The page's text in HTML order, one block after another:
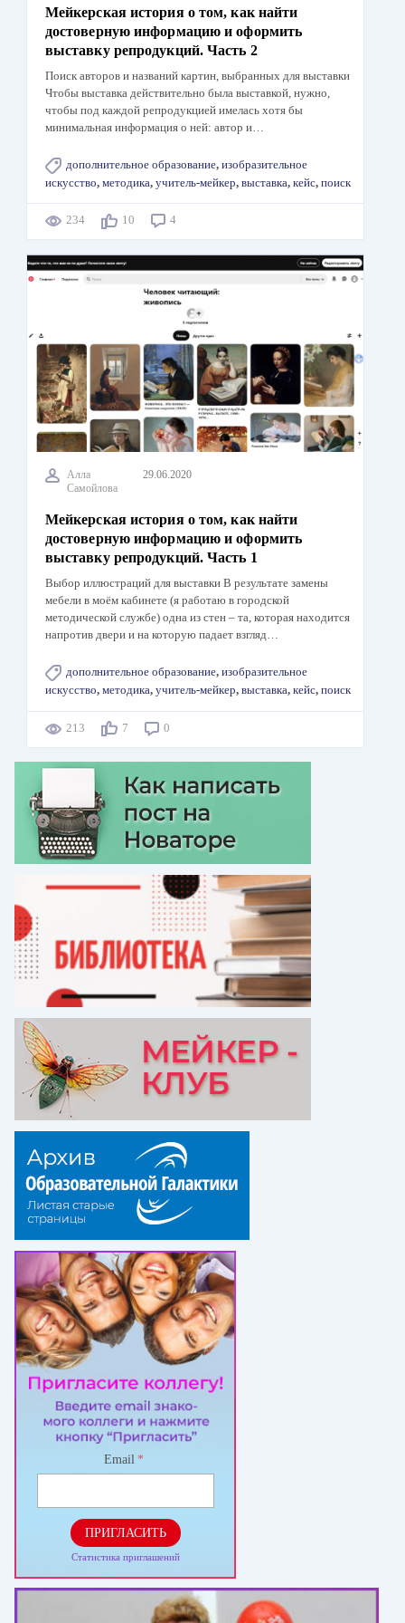
Мейкерская история о том, как найти
достоверную информацию и оформить
выставку репродукций. Часть 2
Поиск авторов и названий картин, выбранных для выставки
Чтобы выставка действительно была выставкой, нужно,
чтобы под каждой репродукцией имелась хотя бы
минимальная информация о ней: автор и…
дополнительное образование, изобразительное
искусство, методика, учитель-мейкер, выставка, кейс, поиск
234 10 4
Алла
Самойлова
29.06.2020
Мейкерская история о том, как найти
достоверную информацию и оформить
выставку репродукций. Часть 1
Выбор иллюстраций для выставки В результате замены
мебели в моём кабинете (я работаю в городской
методической службе) одна из стен – та, которая находится
напротив двери и на которую падает взгляд…
дополнительное образование, изобразительное
искусство, методика, учитель-мейкер, выставка, кейс, поиск
213 7 0
Email *
ПРИГЛАСИТЬ
Статистика приглашений